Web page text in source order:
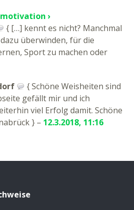
›
{ […] kennt es nicht? Manchmal
überwinden, für die
Sport zu machen oder
{ Schöne Weisheiten sind
gefällt mir und ich
viel Erfolg damit. Schöne
} – 12.3.2018, 11:16